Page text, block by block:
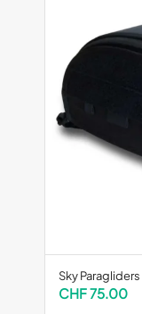
Sky
CHF75.00